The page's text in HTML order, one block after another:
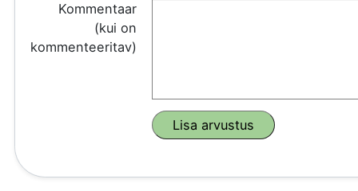
Kommentaar
(kui on
kommenteeritav)